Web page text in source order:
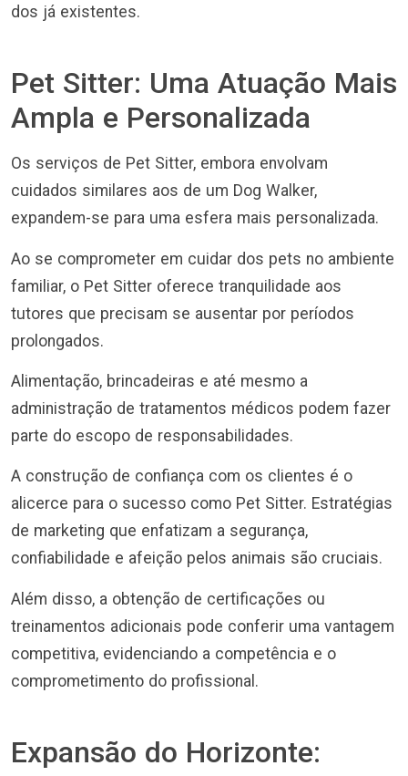
dos já existentes.
Pet Sitter: Uma Atuação Mais
Ampla e Personalizada
Os serviços de Pet Sitter, embora envolvam
cuidados similares aos de um Dog Walker,
expandem-se para uma esfera mais personalizada.
Ao se comprometer em cuidar dos pets no ambiente
familiar, o Pet Sitter oferece tranquilidade aos
tutores que precisam se ausentar por períodos
prolongados.
Alimentação, brincadeiras e até mesmo a
administração de tratamentos médicos podem fazer
parte do escopo de responsabilidades.
A construção de confiança com os clientes é o
alicerce para o sucesso como Pet Sitter. Estratégias
de marketing que enfatizam a segurança,
confiabilidade e afeição pelos animais são cruciais.
Além disso, a obtenção de certificações ou
treinamentos adicionais pode conferir uma vantagem
competitiva, evidenciando a competência e o
comprometimento do profissional.
Expansão do Horizonte: